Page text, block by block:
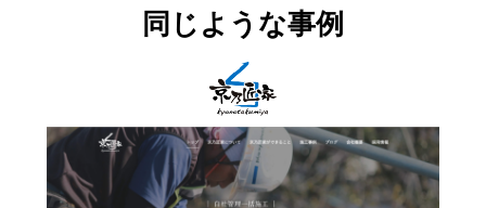
同じような事例